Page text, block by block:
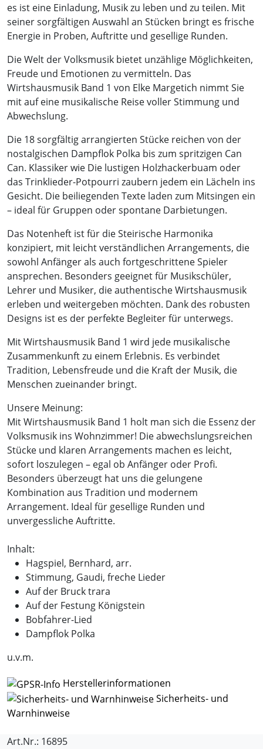
es ist eine Einladung, Musik zu leben und zu teilen. Mit
seiner sorgfältigen Auswahl an Stücken bringt es frische
Energie in Proben, Auftritte und gesellige Runden.
Die Welt der Volksmusik bietet unzählige Möglichkeiten,
Freude und Emotionen zu vermitteln. Das
Wirtshausmusik Band 1 von Elke Margetich nimmt Sie
mit auf eine musikalische Reise voller Stimmung und
Abwechslung.
Die 18 sorgfältig arrangierten Stücke reichen von der
nostalgischen Dampflok Polka bis zum spritzigen Can
Can. Klassiker wie Die lustigen Holzhackerbuam oder
das Trinklieder-Potpourri zaubern jedem ein Lächeln ins
Gesicht. Die beiliegenden Texte laden zum Mitsingen ein
– ideal für Gruppen oder spontane Darbietungen.
Das Notenheft ist für die Steirische Harmonika
konzipiert, mit leicht verständlichen Arrangements, die
sowohl Anfänger als auch fortgeschrittene Spieler
ansprechen. Besonders geeignet für Musikschüler,
Lehrer und Musiker, die authentische Wirtshausmusik
erleben und weitergeben möchten. Dank des robusten
Designs ist es der perfekte Begleiter für unterwegs.
Mit Wirtshausmusik Band 1 wird jede musikalische
Zusammenkunft zu einem Erlebnis. Es verbindet
Tradition, Lebensfreude und die Kraft der Musik, die
Menschen zueinander bringt.
Unsere Meinung:
Mit Wirtshausmusik Band 1 holt man sich die Essenz der
Volksmusik ins Wohnzimmer! Die abwechslungsreichen
Stücke und klaren Arrangements machen es leicht,
sofort loszulegen – egal ob Anfänger oder Profi.
Besonders überzeugt hat uns die gelungene
Kombination aus Tradition und modernem
Arrangement. Ideal für gesellige Runden und
unvergessliche Auftritte.
Inhalt:
Hagspiel, Bernhard, arr.
Stimmung, Gaudi, freche Lieder
Auf der Bruck trara
Auf der Festung Königstein
Bobfahrer-Lied
Dampflok Polka
u.v.m.
Herstellerinformationen
Sicherheits- und
Warnhinweise
Art.Nr.: 16895